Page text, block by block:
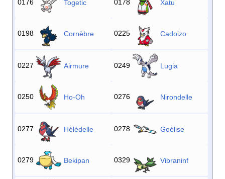
0176 Togetic 0178 Xatu
0198 Cornèbre 0225 Cadoizo
0227 Airmure 0249 Lugia
0250 Ho-Oh 0276 Nirondelle
0277 Hélédelle 0278 Goélise
0279 Bekipan 0329 Vibraninf